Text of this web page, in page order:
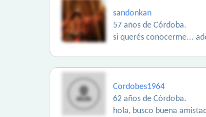
sandonkan
57 años de Córdoba.
si querés conocerme...
Cordobes1964
62 años de Córdoba.
hola, busco buena